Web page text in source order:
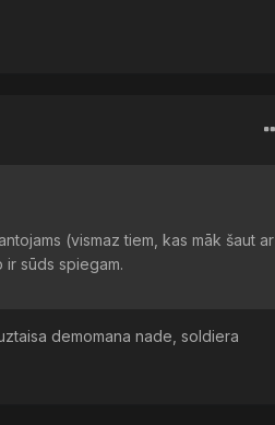
(vismaz tiem, kas māk šaut ar
sūds spiegam.
demomana nade, soldiera